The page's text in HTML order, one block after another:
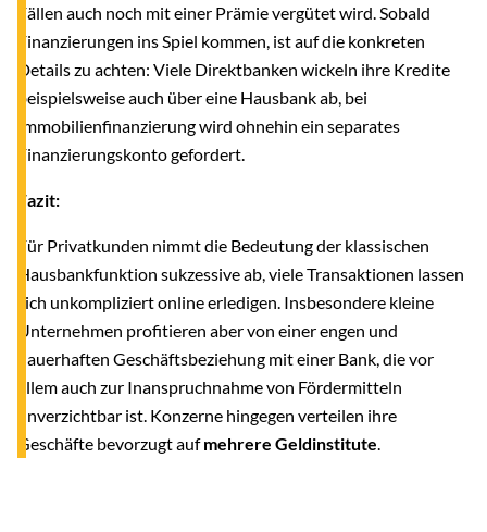
Fällen auch noch mit einer Prämie vergütet wird. Sobald
Finanzierungen ins Spiel kommen, ist auf die konkreten
Details zu achten: Viele Direktbanken wickeln ihre Kredite
beispielsweise auch über eine Hausbank ab, bei
Immobilienfinanzierung wird ohnehin ein separates
Finanzierungskonto gefordert.
Fazit:
Für Privatkunden nimmt die Bedeutung der klassischen
Hausbankfunktion sukzessive ab, viele Transaktionen lassen
sich unkompliziert online erledigen. Insbesondere kleine
Unternehmen profitieren aber von einer engen und
dauerhaften Geschäftsbeziehung mit einer Bank, die vor
allem auch zur Inanspruchnahme von Fördermitteln
unverzichtbar ist. Konzerne hingegen verteilen ihre
Geschäfte bevorzugt aufmehrere Geldinstitute.